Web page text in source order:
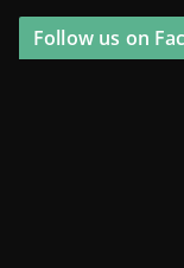
Follow us on